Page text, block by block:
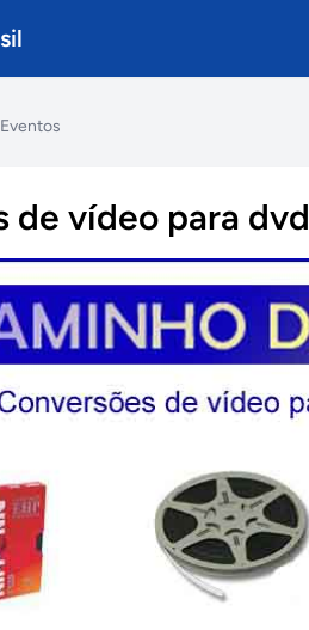
Eventos
de vídeo para dvd